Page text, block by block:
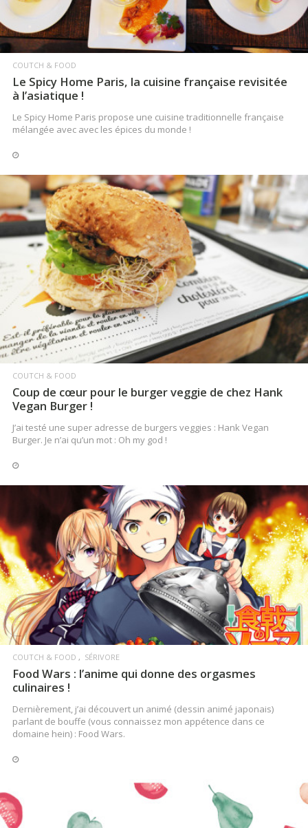
COUTCH & FOOD
Le Spicy Home Paris, la cuisine française revisitée
à l’asiatique !
Le Spicy Home Paris propose une cuisine traditionnelle française
mélangée avec avec les épices du monde !
LIRE LA SUITE
COUTCH & FOOD
Coup de cœur pour le burger veggie de chez Hank
Vegan Burger !
J’ai testé une super adresse de burgers veggies : Hank Vegan
Burger. Je n’ai qu’un mot : Oh my god !
LIRE LA SUITE
COUTCH & FOOD SÉRIVORE
Food Wars : l’anime qui donne des orgasmes
culinaires !
Dernièrement, j’ai découvert un animé (dessin animé japonais)
parlant de bouffe (vous connaissez mon appétence dans ce
domaine hein) : Food Wars.
COUTCH & FOOD LA COUTCH IN PARIS
Les Heures Heureuses 2015 : mes découvertes !
4 bonnes adresses dans le 2e !